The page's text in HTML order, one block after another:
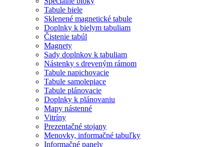
Tabule biele
Sklenené magnetické tabule
Doplnky k bielym tabuliam
Čistenie tabúl
Magnety
Sady doplnkov k tabuliam
Nástenky s dreveným rámom
Tabule napichovacie
Tabule samolepiace
Tabule plánovacie
Doplnky k plánovaniu
Mapy nástenné
Vitríny
Prezentačné stojany
Menovky, informačné tabuľky
Informačné panely